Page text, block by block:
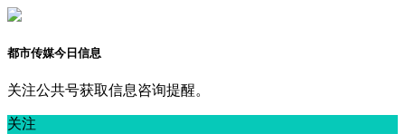
都市传媒今日信息
关注公共号获取信息咨询提醒。
关注